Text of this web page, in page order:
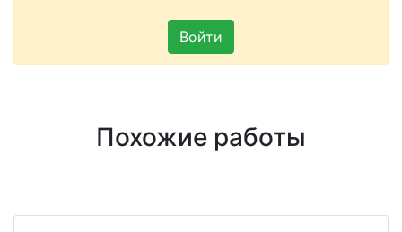
Войти
Похожие работы